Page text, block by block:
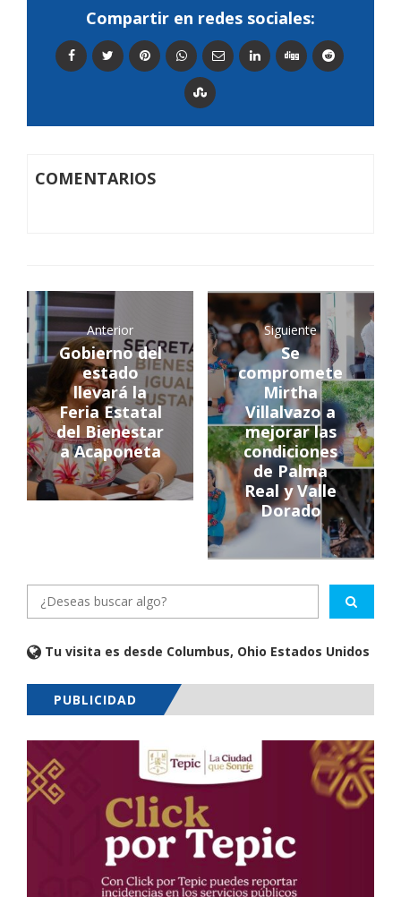
Compartir en redes sociales:
COMENTARIOS
Anterior
Gobierno del
estado
llevará la
Feria Estatal
del Bienestar
a Acaponeta
Siguiente
Se
compromete
Mirtha
Villalvazo a
mejorar las
condiciones
de Palma
Real y Valle
Dorado
Tu visita es desde Columbus, Ohio Estados Unidos
PUBLICIDAD